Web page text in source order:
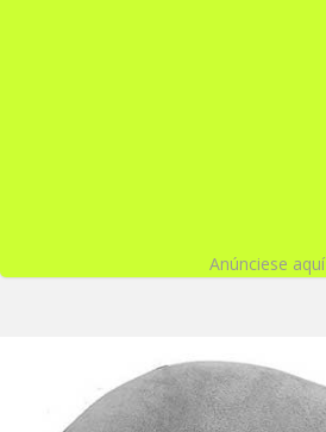
Anúnciese aquí